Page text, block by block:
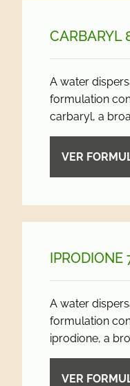
CARBARYL
A water
formulation
carbaryl, a
VER
IPRODIONE
A water
formulation
iprodione, a
VER